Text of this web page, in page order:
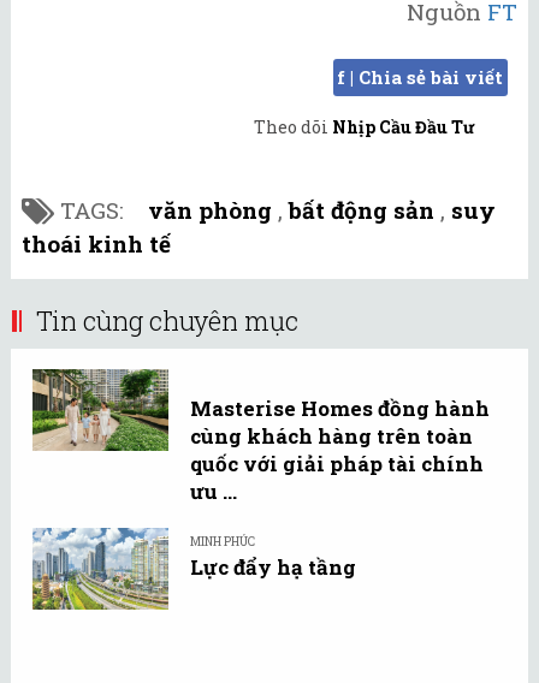
Nguồn FT
f | Chia sẻ bài viết
Theo dõi Nhịp Cầu Đầu Tư
TAGS: văn phòng ,bất động sản , suy
thoái kinh tế
Tin cùng chuyên mục
Masterise Homes đồng hành
cùng khách hàng trên toàn
quốc với giải pháp tài chính
ưu ...
MINH PHÚC
Lực đẩy hạ tầng